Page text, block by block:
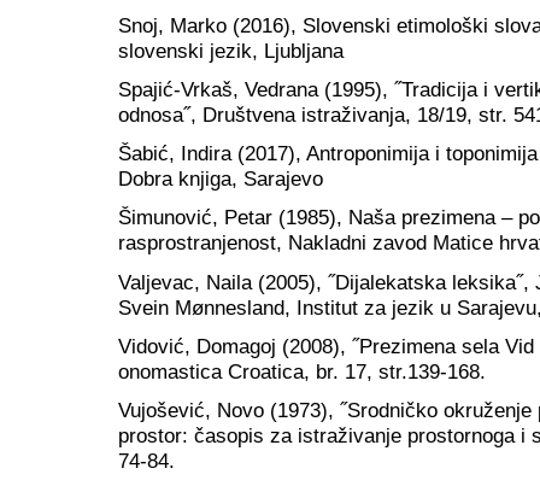
Snoj, Marko (2016), Slovenski etimološki
slovenski jezik, Ljubljana
Spajić-Vrkaš, Vedrana (1995), ˝Tradicija i
odnosa˝, Društvena istraživanja, 18/19, str.
Šabić, Indira (2017), Antroponimija i
Dobra knjiga, Sarajevo
Šimunović, Petar (1985), Naša prezimena –
rasprostranjenost, Nakladni zavod Matice
Valjevac, Naila (2005), ˝Dijalekatska
Svein Mønnesland, Institut za jezik u
Vidović, Domagoj (2008), ˝Prezimena sela
onomastica Croatica, br. 17, str.139-168.
Vujošević, Novo (1973), ˝Srodničko
prostor: časopis za istraživanje prostornoga i
74-84.